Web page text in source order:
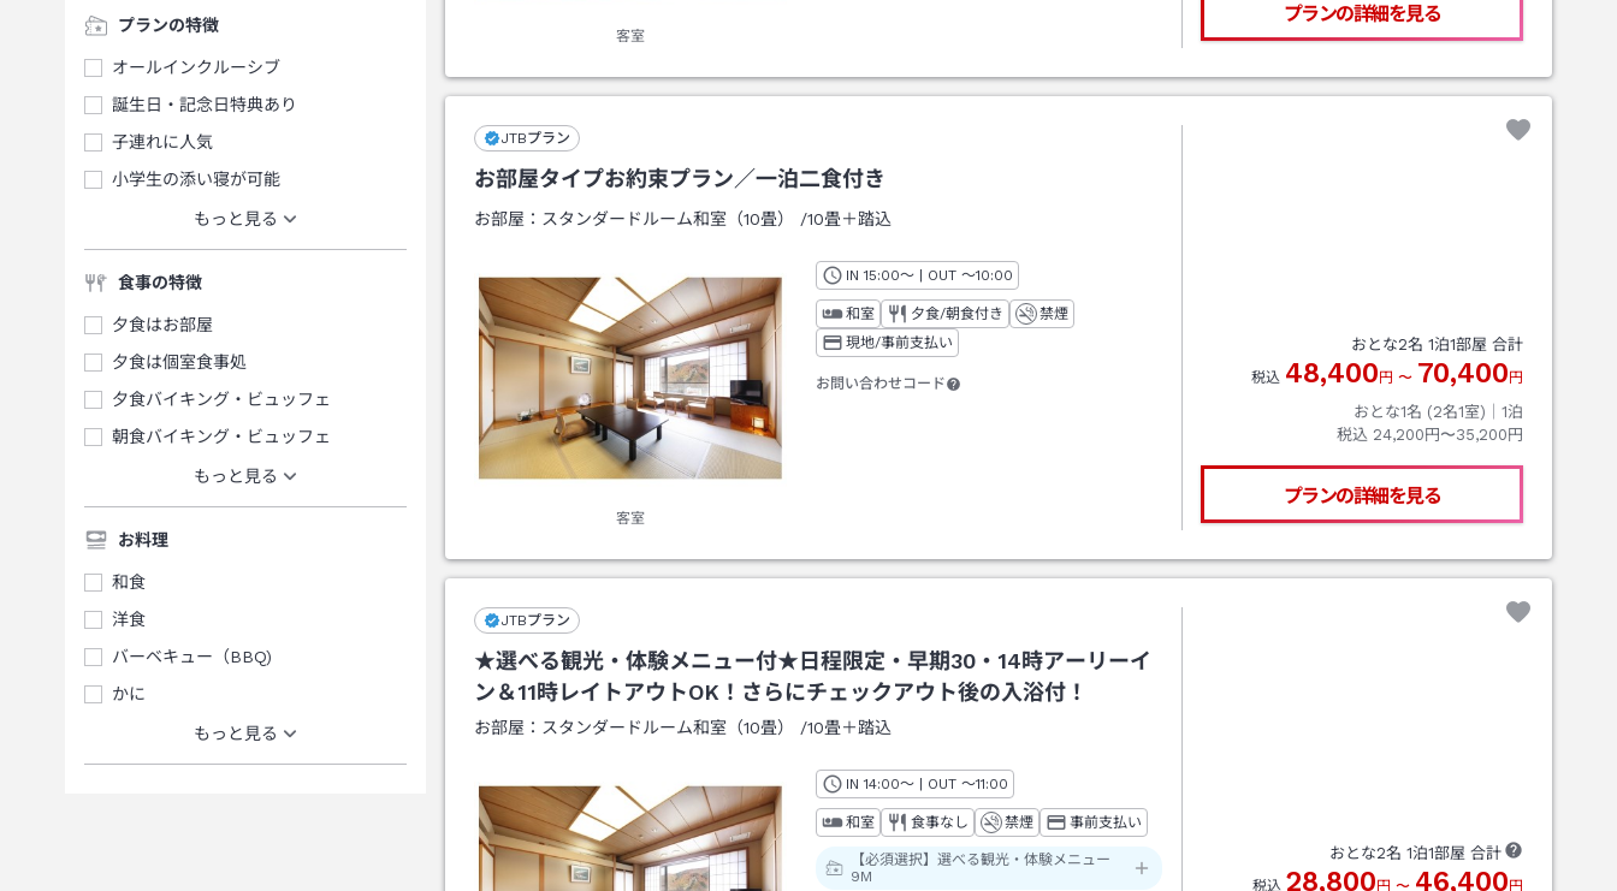
プランの特徴
オールインクルーシブ
誕生日・記念日特典あり
子連れに人気
小学生の添い寝が可能
もっと見る
食事の特徴
夕食はお部屋
夕食は個室食事処
夕食バイキング・ビュッフェ
朝食バイキング・ビュッフェ
もっと見る
お料理
和食
洋食
バーベキュー（BBQ)
かに
もっと見る
客室
プランの詳細を見る
JTBプラン
お部屋タイプお約束プラン／一泊二食付き
お部屋： スタンダードルーム和室（10畳） /10畳＋踏込
客室
IN チェックイン
15:00～ | OUT チェックアウト
～10:00
和室 夕食/朝食付き
禁煙
現地/事前支払い
お問い合わせコード
おとな2名 1泊1部屋 合計
税込 48,400円 〜 70,400円
おとな1名 (2名1室)｜ 1泊
税込 24,200円〜35,200円
プランの詳細を見る
JTBプラン
★選べる観光・体験メニュー付★日程限定・早期30・14時アーリーイ
ン＆11時レイトアウトOK！さらにチェックアウト後の入浴付！
お部屋： スタンダードルーム和室（10畳） /10畳＋踏込
IN チェックイン
14:00～ | OUT チェックアウト
～11:00
和室 食事なし 禁煙 事前支払い
【必須選択】選べる観光・体験メニュー
9M
おとな2名 1泊1部屋 合計
税込 28,800円 〜 46,400円